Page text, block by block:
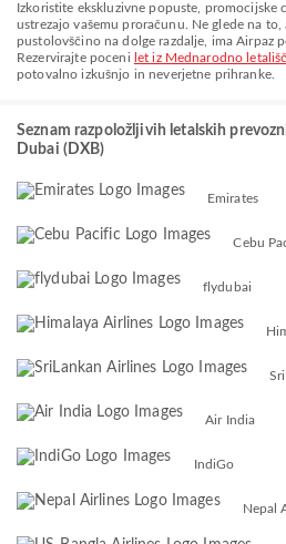
Izkoristite ekskluzivne popuste, promocijske
ustrezajo vašemu proračunu. Ne glede na
pustolovščino na dolge razdalje, ima Airpaz
Rezervirajte poceni let iz Mednarodno
potovalno izkušnjo in neverjetne prihranke.
Seznam razpoložljivih letalskih
Dubai (DXB)
Emirates
Cebu
flydubai
Air India
IndiGo
Nepal